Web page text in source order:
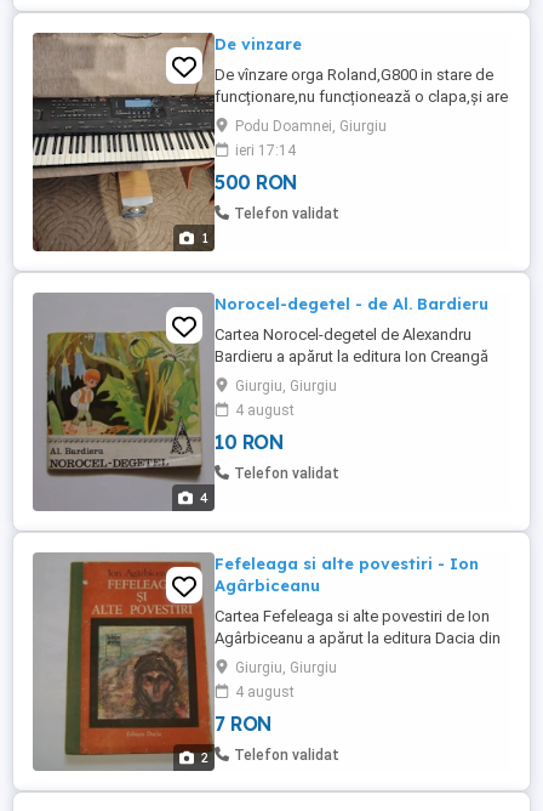
1
De vinzare
De vînzare orga Roland,G800 in stare de
funcționare,nu funcționează o clapa,și are
lipsa un buton de la upper variation.pret
500 lei
Podu Doamnei, Giurgiu
ieri 17:14
500 RON
Telefon validat
4
Norocel-degetel - de Al. Bardieru
Cartea Norocel-degetel de Alexandru
Bardieru a apărut la editura Ion Creangă
din Bucuresti în colectia Traista cu povesti
, în anul 1978, în 60 de pagini de format 14
x 12,5 cm (format mic). Cele 3 povesti sunt
foarte cunoscute, clasice: Norocel-
degetel , Găina boghetă cu inima vrăjită si
Giurgiu, Giurgiu
4 august
10 RON
Telefon validat
2
Fefeleaga si alte povestiri - Ion
Agârbiceanu
Cartea Fefeleaga si alte povestiri de Ion
Agârbiceanu a apărut la editura Dacia din
Cluj-Napoca în 1981 în 176 pagini. Face
parte din bibliografia scolară obligatorie
si în afară de Fefeleaga , Bunica este un
text la fel de cunoscut, în timp ce Din
bătrâni si Bătrâna - desi imposibil de citit
Giurgiu, Giurgiu
4 august
7 RON
Telefon validat